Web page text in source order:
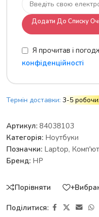
Додати До Списку
Я прочитав і
конфіденційності
Термін доставки: 3-5
Артикул: 84038103
Категорія: Ноутбуки
Позначки: Laptop,
Бренд: HP
Порівняти
Поділитися: